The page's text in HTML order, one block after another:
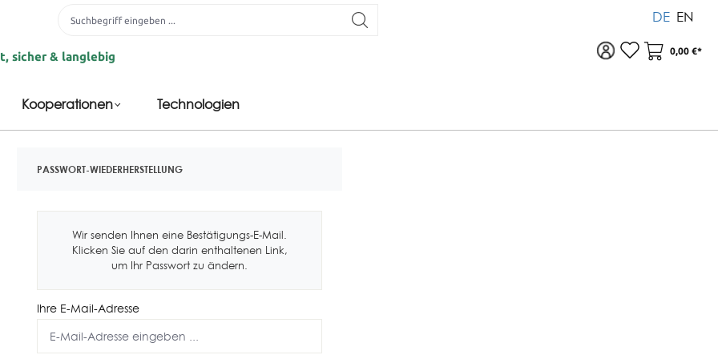
& langlebig
DE EN
Zu Ihrem Konto
0,00 €*
Kooperationen Technologien
PASSWORT-WIEDERHERSTELLUNG
Wir senden Ihnen eine Bestätigungs-E-Mail.
Klicken Sie auf den darin enthaltenen Link,
um Ihr Passwort zu ändern.
Ihre E-Mail-Adresse